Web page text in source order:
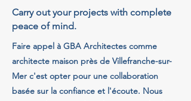
Carry out your projects with complete
peace of mind.
Faire appel à GBA Architectes comme
architecte maison près de Villefranche-sur-
Mer c'est opter pour une collaboration
basée sur la confiance et l'écoute. Nous